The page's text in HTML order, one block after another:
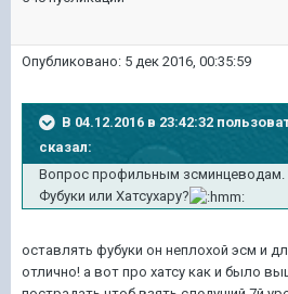
Опубликовано: 5 дек 2016, 00:35:59
В 04.12.2016 в 23:42:32
сказал:
Вопрос профильным зсминцеводам.
Фубуки или Хатсухару?
оставлять фубуки он неплохой эсм и
отлично! а вот про хатсу как и было